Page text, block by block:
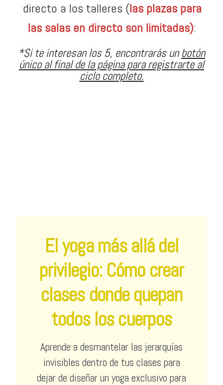
directo a los talleres (las plazas para
las salas en directo son limitadas):
*Si te interesan los 5, encontrarás unbotón
único al final de la página para registrarte al
ciclo completo.
El yoga más allá del
privilegio: Cómo crear
clases donde quepan
todos los cuerpos
Aprende a desmantelar las jerarquías
invisibles dentro de tus clases para
dejar de diseñar un yoga exclusivo para